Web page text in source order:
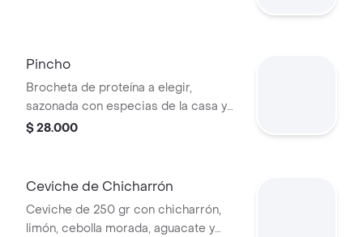
Pincho
Brocheta de proteína a elegir,
sazonada con especias de la casa y
acompañada de papa al vapor.
$ 28.000
Ceviche de Chicharrón
Ceviche de 250 gr con chicharrón,
limón, cebolla morada, aguacate y